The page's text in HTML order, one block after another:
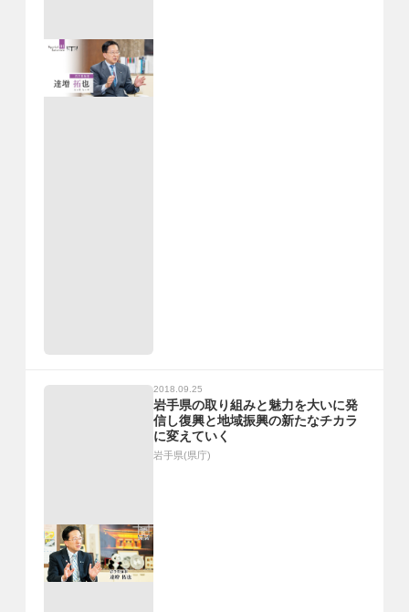
2018.09.25
岩手県の取り組みと魅力を大いに発
信し復興と地域振興の新たなチカラ
に変えていく
岩手県(県庁)